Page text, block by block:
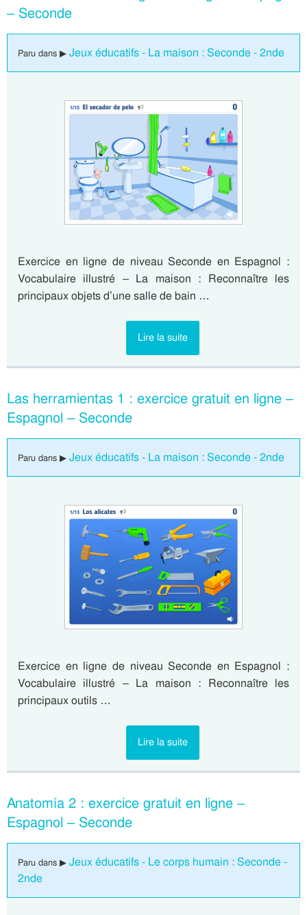
– Seconde
Paru dans ▶ Jeux éducatifs - La maison : Seconde - 2nde
Exercice en ligne de niveau Seconde en Espagnol :
Vocabulaire illustré – La maison : Reconnaître les
principaux objets d’une salle de bain …
Lire la suite
Las herramientas 1 : exercice gratuit en ligne –
Espagnol – Seconde
Paru dans ▶ Jeux éducatifs - La maison : Seconde - 2nde
Exercice en ligne de niveau Seconde en Espagnol :
Vocabulaire illustré – La maison : Reconnaître les
principaux outils …
Lire la suite
Anatomía 2 : exercice gratuit en ligne –
Espagnol – Seconde
Paru dans ▶ Jeux éducatifs - Le corps humain : Seconde -
2nde